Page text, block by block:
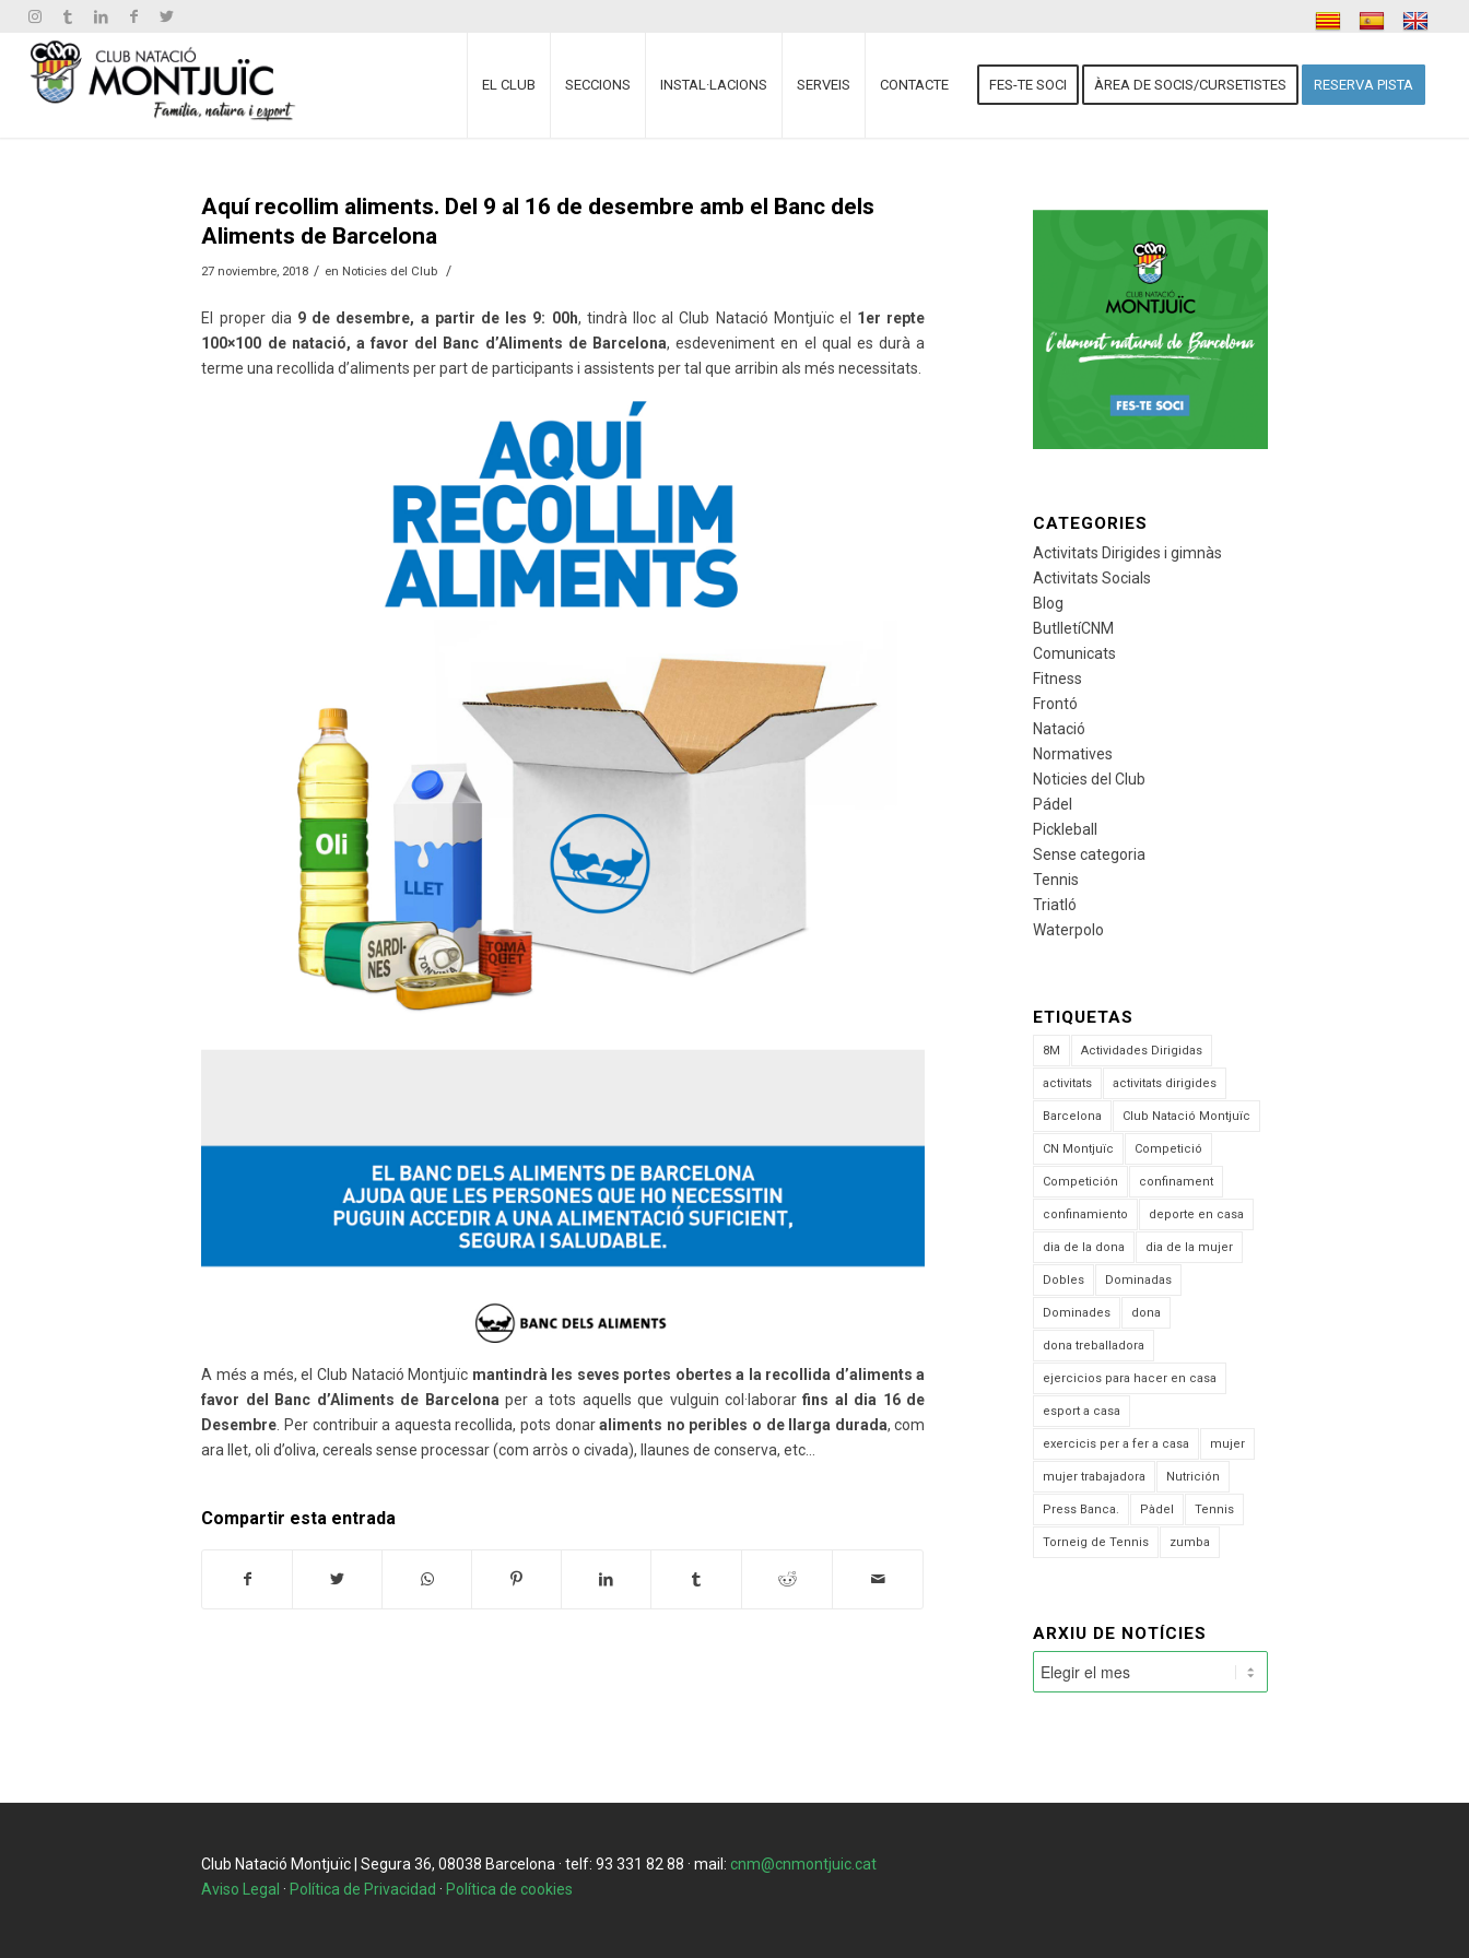
EL CLUB SECCIONS INSTAL·LACIONS SERVEIS CONTACTE FES-TE SOCI ÀREA DE SOCIS/CURSETISTES RESERVA PISTA
Aquí recollim aliments. Del 9 al 16 de desembre amb el Banc dels
Aliments de Barcelona
27 noviembre, 2018 / en Noticies del Club /
El proper dia 9 de desembre, a partir de les 9: 00h, tindrà lloc al Club Natació Montjuïc el 1er repte
100×100 de natació, a favor del Banc d’Aliments de Barcelona, esdeveniment en el qual es durà a
terme una recollida d’aliments per part de participants i assistents per tal que arribin als més necessitats.
A més a més, el Club Natació Montjuïc mantindrà les seves portes obertes a la recollida d’aliments a
favor del Banc d’Aliments de Barcelona per a tots aquells que vulguin col·laborarfins al dia 16 de
Desembre. Per contribuir a aquesta recollida, pots donaraliments no peribles o de llarga durada, com
ara llet, oli d’oliva, cereals sense processar (com arròs o civada), llaunes de conserva, etc…
Compartir esta entrada
CATEGORIES
Activitats Dirigides i gimnàs
Activitats Socials
Blog
ButlletíCNM
Comunicats
Fitness
Frontó
Natació
Normatives
Noticies del Club
Pádel
Pickleball
Sense categoria
Tennis
Triatló
Waterpolo
ETIQUETAS
8M Actividades Dirigidas
activitats activitats dirigides
Barcelona Club Natació Montjuïc
CN Montjuïc Competició
Competición confinament
confinamiento deporte en casa
dia de la dona dia de la mujer
Dobles Dominadas
Dominades dona
dona treballadora
ejercicios para hacer en casa
esport a casa
exercicis per a fer a casa mujer
mujer trabajadora Nutrición
Press Banca. Pàdel Tennis
Torneig de Tennis zumba
ARXIU DE NOTÍCIES
Club Natació Montjuïc | Segura 36, 08038 Barcelona · telf: 93 331 82 88 · mail: cnm@cnmontjuic.cat
Aviso Legal ·Política de Privacidad ·Política de cookies